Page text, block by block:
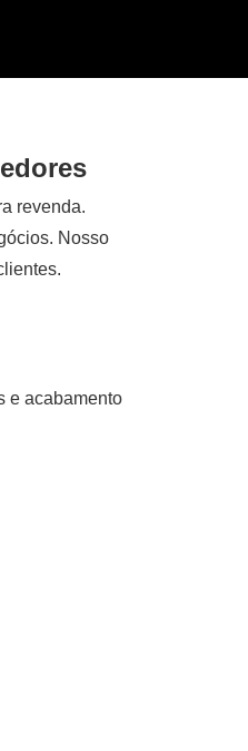
revenda.
Nosso
e acabamento